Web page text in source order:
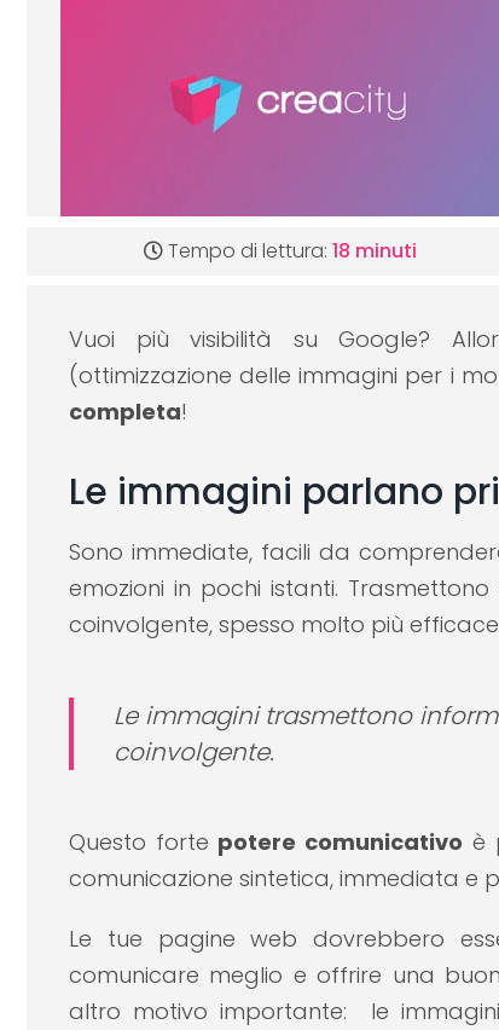
Tempo di lettura: 18 minuti
Vuoi più visibilità su Google?
(ottimizzazione delle immagini per i
completa!
Le immagini parlano
Sono immediate, facili da
emozioni in pochi istanti.
coinvolgente, spesso molto più
Le immagini trasmettono
coinvolgente.
Questo forte potere comunicativo è
comunicazione sintetica, immediata e
Le tue pagine web dovrebbero
comunicare meglio e offrire una
altro motivo importante: le